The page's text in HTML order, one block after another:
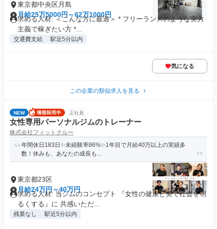
東京都中央区月島
月給25万5000円～62万1000円
求める人材: ＜こんな方に最適＞ * フリーランスのような実力
主義で稼ぎたい方 *...
交通費支給 駅近5分以内
気になる
この企業の類似求人を見る
NEW 正社員
女性専用パーソナルジムのトレーナー
株式会社フィットクルー
年間休日183日✨未経験率86%✨1年目で月給40万以上の実績多
数！休みも、あなたの成長も...
東京都23区
月給24万円～40万円
求める人材: 当ジムのコンセプト 『女性の健康と美で社会を明
るくする』に 共感いただ...
残業なし 駅近5分以内